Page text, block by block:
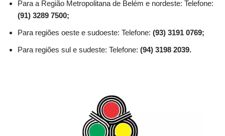
Para a Região Metropolitana de Belém e nordeste: Telefone:
(91) 3289 7500;
Para regiões oeste e sudoeste: Telefone: (93) 3191 0769;
Para regiões sul e sudeste: Telefone: (94) 3198 2039.